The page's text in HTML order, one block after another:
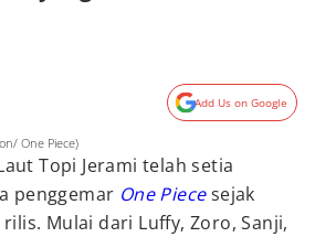
Add Us on Google
One Piece)
Topi Jerami telah setia
penggemar One Piece sejak
Mulai dari Luffy, Zoro, Sanji,